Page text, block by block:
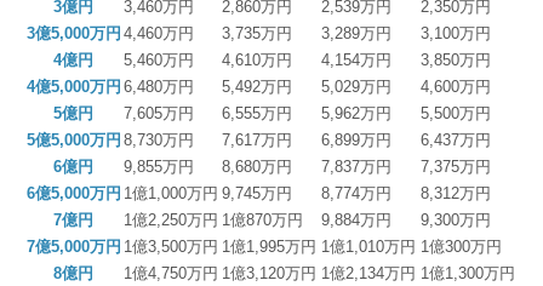
新規のお客様へ
顧問契約の流れ
よくあるご質問
料金案内
採用情報
3億円
3,460万円 2,860万円 2,539万円
2,350万円
3億5,000万円 4,460万円 3,735万円 3,289万円
3,100万円
4億円
5,460万円 4,610万円 4,154万円
3,850万円
4億5,000万円 6,480万円 5,492万円 5,029万円
4,600万円
5億円
7,605万円 6,555万円 5,962万円
5,500万円
5億5,000万円 8,730万円 7,617万円 6,899万円
6,437万円
6億円
9,855万円 8,680万円 7,837万円
7,375万円
6億5,000万円 1億1,000万円 9,745万円 8,774万円
8,312万円
7億円
1億2,250万円 1億870万円 9,884万円
9,300万円
7億5,000万円 1億3,500万円 1億1,995万円 1億1,010万円 1億300万円
8億円
1億4,750万円 1億3,120万円 1億2,134万円 1億1,300万円